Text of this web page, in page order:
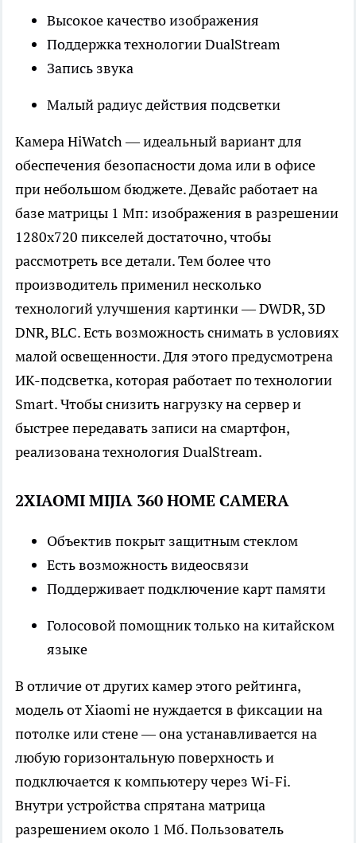
Высокое качество изображения
Поддержка технологии DualStream
Запись звука
Малый радиус действия подсветки
Камера HiWatch — идеальный вариант для
обеспечения безопасности дома или в офисе
при небольшом бюджете. Девайс работает на
базе матрицы 1 Мп: изображения в разрешении
1280х720 пикселей достаточно, чтобы
рассмотреть все детали. Тем более что
производитель применил несколько
технологий улучшения картинки — DWDR, 3D
DNR, BLC. Есть возможность снимать в условиях
малой освещенности. Для этого предусмотрена
ИК-подсветка, которая работает по технологии
Smart. Чтобы снизить нагрузку на сервер и
быстрее передавать записи на смартфон,
реализована технология DualStream.
2XIAOMI MIJIA 360 HOME CAMERA
Объектив покрыт защитным стеклом
Есть возможность видеосвязи
Поддерживает подключение карт памяти
Голосовой помощник только на китайском
языке
В отличие от других камер этого рейтинга,
модель от Xiaomi не нуждается в фиксации на
потолке или стене — она устанавливается на
любую горизонтальную поверхность и
подключается к компьютеру через Wi-Fi.
Внутри устройства спрятана матрица
разрешением около 1 Мб. Пользователь